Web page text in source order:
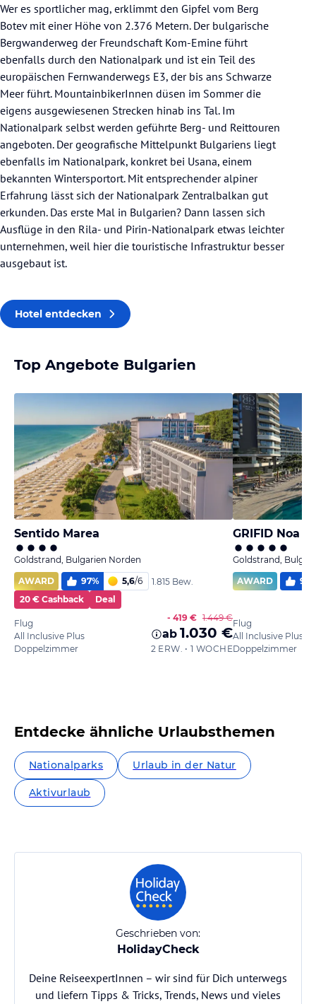
Wer es sportlicher mag, erklimmt den Gipfel vom Berg
Botev mit einer Höhe von 2.376 Metern. Der bulgarische
Bergwanderweg der Freundschaft Kom-Emine führt
ebenfalls durch den Nationalpark und ist ein Teil des
europäischen Fernwanderwegs E3, der bis ans Schwarze
Meer führt. MountainbikerInnen düsen im Sommer die
eigens ausgewiesenen Strecken hinab ins Tal. Im
Nationalpark selbst werden geführte Berg- und Reittouren
angeboten. Der geografische Mittelpunkt Bulgariens liegt
ebenfalls im Nationalpark, konkret bei Usana, einem
bekannten Wintersportort. Mit entsprechender alpiner
Erfahrung lässt sich der Nationalpark Zentralbalkan gut
erkunden. Das erste Mal in Bulgarien? Dann lassen sich
Ausflüge in den Rila- und Pirin-Nationalpark etwas leichter
unternehmen, weil hier die touristische Infrastruktur besser
ausgebaut ist.
Hotel entdecken
Top Angebote Bulgarien
Sentido Marea
Goldstrand, Bulgarien Norden
AWARD
97% 5,6/6
1.815 Bew.
20 € Cashback
Deal
Flug
All Inclusive Plus
Doppelzimmer
- 419 € 1.449 €
ab 1.030 €
2 ERW. • 1 WOCHE
GRIFID Noa
Goldstrand,
AWARD
95
Flug
All Inclusive Plus
Doppelzimmer
Entdecke ähnliche Urlaubsthemen
Nationalparks Urlaub in der Natur
Aktivurlaub
Geschrieben von:
HolidayCheck
Deine ReiseexpertInnen – wir sind für Dich unterwegs
und liefern Tipps & Tricks, Trends, News und vieles